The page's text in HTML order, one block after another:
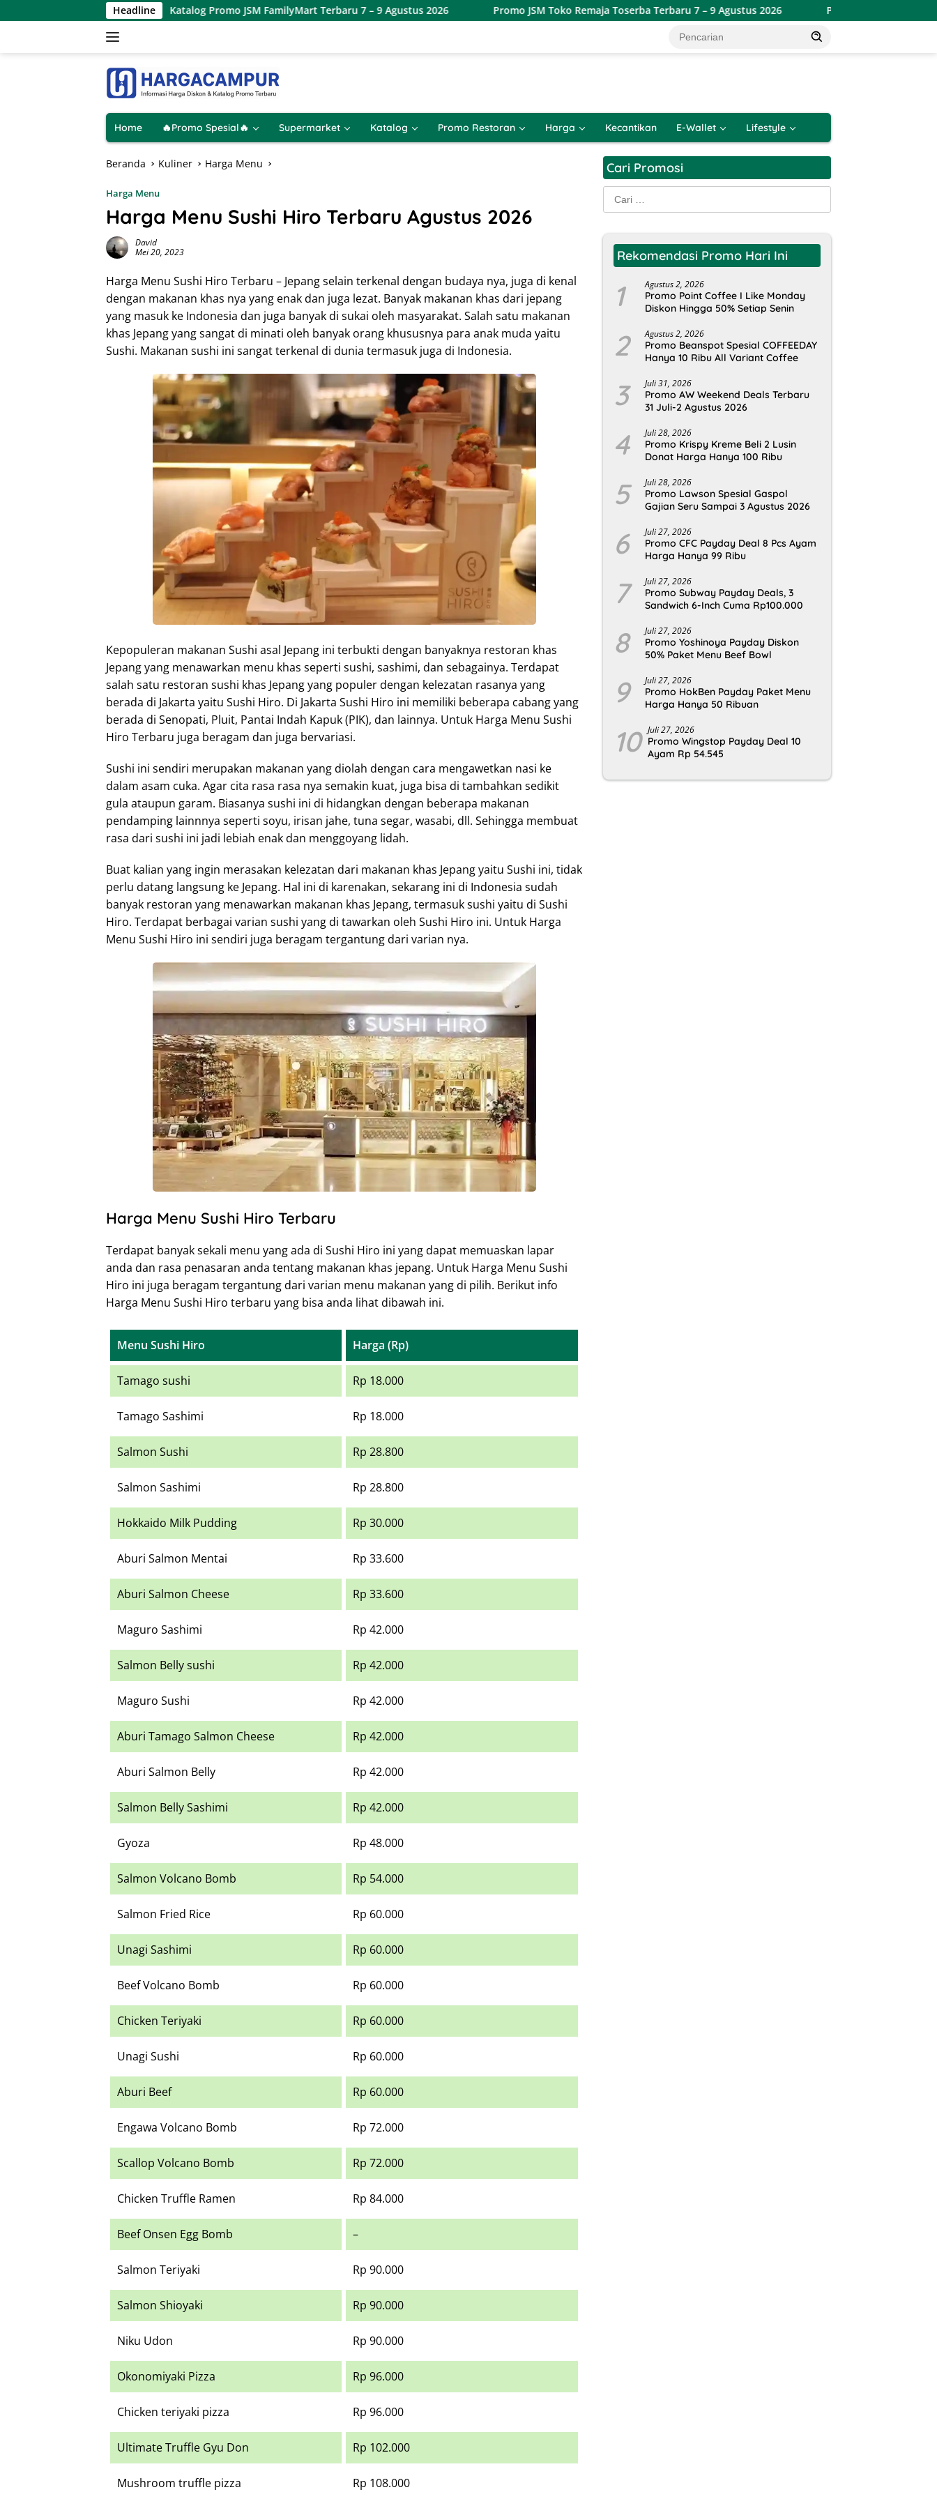
ke
Headline
Katalog Promo JSM FamilyMart Terbaru 7 – 9 Agustus 2026 Promo JSM Toko Remaja Toserba Terbaru 7 – 9 Agustus 2026 Promo Lotte Grosir Weekend
Home 🔥Promo Spesial🔥 Supermarket Katalog Promo Restoran Harga Kecantikan E-Wallet Lifestyle
Beranda Kuliner Harga Menu
Harga Menu
Harga Menu Sushi Hiro Terbaru Agustus 2026
David
Mei 20, 2023
Harga Menu Sushi Hiro Terbaru – Jepang selain terkenal dengan budaya nya, juga di kenal
dengan makanan khas nya yang enak dan juga lezat. Banyak makanan khas dari jepang
yang masuk ke Indonesia dan juga banyak di sukai oleh masyarakat. Salah satu makanan
khas Jepang yang sangat di minati oleh banyak orang khususnya para anak muda yaitu
Sushi. Makanan sushi ini sangat terkenal di dunia termasuk juga di Indonesia.
Kepopuleran makanan Sushi asal Jepang ini terbukti dengan banyaknya restoran khas
Jepang yang menawarkan menu khas seperti sushi, sashimi, dan sebagainya. Terdapat
salah satu restoran sushi khas Jepang yang populer dengan kelezatan rasanya yang
berada di Jakarta yaitu Sushi Hiro. Di Jakarta Sushi Hiro ini memiliki beberapa cabang yang
berada di Senopati, Pluit, Pantai Indah Kapuk (PIK), dan lainnya. Untuk Harga Menu Sushi
Hiro Terbaru juga beragam dan juga bervariasi.
Sushi ini sendiri merupakan makanan yang diolah dengan cara mengawetkan nasi ke
dalam asam cuka. Agar cita rasa rasa nya semakin kuat, juga bisa di tambahkan sedikit
gula ataupun garam. Biasanya sushi ini di hidangkan dengan beberapa makanan
pendamping lainnnya seperti soyu, irisan jahe, tuna segar, wasabi, dll. Sehingga membuat
rasa dari sushi ini jadi lebiah enak dan menggoyang lidah.
Buat kalian yang ingin merasakan kelezatan dari makanan khas Jepang yaitu Sushi ini, tidak
perlu datang langsung ke Jepang. Hal ini di karenakan, sekarang ini di Indonesia sudah
banyak restoran yang menawarkan makanan khas Jepang, termasuk sushi yaitu di Sushi
Hiro. Terdapat berbagai varian sushi yang di tawarkan oleh Sushi Hiro ini. Untuk Harga
Menu Sushi Hiro ini sendiri juga beragam tergantung dari varian nya.
Harga Menu Sushi Hiro Terbaru
Terdapat banyak sekali menu yang ada di Sushi Hiro ini yang dapat memuaskan lapar
anda dan rasa penasaran anda tentang makanan khas jepang. Untuk Harga Menu Sushi
Hiro ini juga beragam tergantung dari varian menu makanan yang di pilih. Berikut info
Harga Menu Sushi Hiro terbaru yang bisa anda lihat dibawah ini.
Menu Sushi Hiro Harga (Rp)
Tamago sushi Rp 18.000
Tamago Sashimi Rp 18.000
Salmon Sushi Rp 28.800
Salmon Sashimi Rp 28.800
Hokkaido Milk Pudding Rp 30.000
Aburi Salmon Mentai Rp 33.600
Aburi Salmon Cheese Rp 33.600
Maguro Sashimi Rp 42.000
Salmon Belly sushi Rp 42.000
Maguro Sushi Rp 42.000
Aburi Tamago Salmon Cheese Rp 42.000
Aburi Salmon Belly Rp 42.000
Salmon Belly Sashimi Rp 42.000
Gyoza Rp 48.000
Salmon Volcano Bomb Rp 54.000
Salmon Fried Rice Rp 60.000
Unagi Sashimi Rp 60.000
Beef Volcano Bomb Rp 60.000
Chicken Teriyaki Rp 60.000
Unagi Sushi Rp 60.000
Aburi Beef Rp 60.000
Engawa Volcano Bomb Rp 72.000
Scallop Volcano Bomb Rp 72.000
Chicken Truffle Ramen Rp 84.000
Beef Onsen Egg Bomb –
Salmon Teriyaki Rp 90.000
Salmon Shioyaki Rp 90.000
Niku Udon Rp 90.000
Okonomiyaki Pizza Rp 96.000
Chicken teriyaki pizza Rp 96.000
Ultimate Truffle Gyu Don Rp 102.000
Mushroom truffle pizza Rp 108.000
Cari Promosi
Cari
untuk:
Rekomendasi Promo Hari Ini
1 Agustus 2, 2026
Promo Point Coffee I Like Monday
Diskon Hingga 50% Setiap Senin
2 Agustus 2, 2026
Promo Beanspot Spesial COFFEEDAY
Hanya 10 Ribu All Variant Coffee
3 Juli 31, 2026
Promo AW Weekend Deals Terbaru
31 Juli-2 Agustus 2026
4 Juli 28, 2026
Promo Krispy Kreme Beli 2 Lusin
Donat Harga Hanya 100 Ribu
5 Juli 28, 2026
Promo Lawson Spesial Gaspol
Gajian Seru Sampai 3 Agustus 2026
6 Juli 27, 2026
Promo CFC Payday Deal 8 Pcs Ayam
Harga Hanya 99 Ribu
7 Juli 27, 2026
Promo Subway Payday Deals, 3
Sandwich 6-Inch Cuma Rp100.000
8 Juli 27, 2026
Promo Yoshinoya Payday Diskon
50% Paket Menu Beef Bowl
9 Juli 27, 2026
Promo HokBen Payday Paket Menu
Harga Hanya 50 Ribuan
10 Juli 27, 2026
Promo Wingstop Payday Deal 10
Ayam Rp 54.545